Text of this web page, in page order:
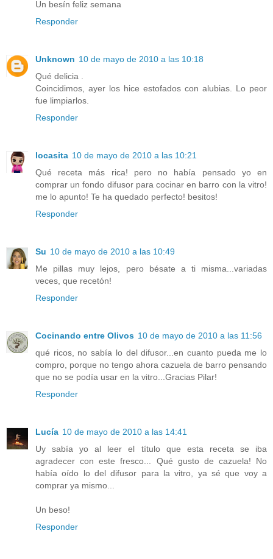
Un besín feliz semana
Responder
Unknown 10 de mayo de 2010 a las 10:18
Qué delicia .
Coincidimos, ayer los hice estofados con alubias. Lo peor
fue limpiarlos.
Responder
locasita 10 de mayo de 2010 a las 10:21
Qué receta más rica! pero no había pensado yo en
comprar un fondo difusor para cocinar en barro con la vitro!
me lo apunto! Te ha quedado perfecto! besitos!
Responder
Su 10 de mayo de 2010 a las 10:49
Me pillas muy lejos, pero bésate a ti misma...variadas
veces, que recetón!
Responder
Cocinando entre Olivos 10 de mayo de 2010 a las 11:56
qué ricos, no sabía lo del difusor...en cuanto pueda me lo
compro, porque no tengo ahora cazuela de barro pensando
que no se podía usar en la vitro...Gracias Pilar!
Responder
Lucía 10 de mayo de 2010 a las 14:41
Uy sabía yo al leer el título que esta receta se iba
agradecer con este fresco... Qué gusto de cazuela! No
había oído lo del difusor para la vitro, ya sé que voy a
comprar ya mismo...
Un beso!
Responder